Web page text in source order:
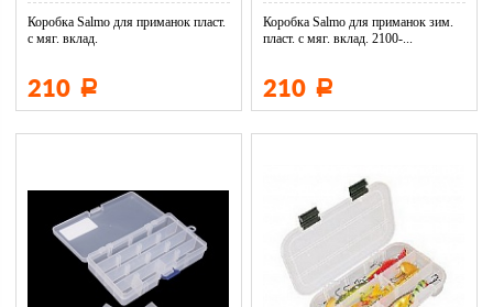
Коробка Salmo для приманок пласт.
с мяг. вклад.
210 Р
Коробка Salmo для приманок зим.
пласт. с мяг. вклад. 2100-...
210 Р